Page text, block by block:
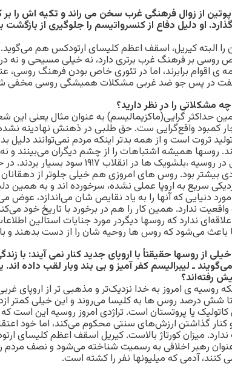
از زوال فرهنگی غرب سخن می راند و تکیه اش را
او دلیل دفاع از کنسرواتیسم را جلوگیری از
را البته کیریل، اسقف اعظم کلیسای ارتودکس هم
روسی بر فرهنگ غرب برتری دارد، نه خیلی مسیحی و نه
اقوام برابرند، اما در تئوری خاص بودن فرهنگ روسی،
در پس جو ضد غربی مشکلات همیشگی روسی مخفی
مشکلاتی را در نظر دارید؟
حداکثر گرایی(ماکزیمالیسم) به عنوان مثال یعنی این
کمبود واقع‌گرایی ست. حق طلبی در ذهنش نهادینه
ثروت است و از همه بدتر اینکه مردم نمی‌توانند دلیل
روسها همیشه اشتباهات را از چشم دیگران می‌بینند و
نفس ملی در روسیه ،بلشویک ها در
بیشتر بود. روس های امروزی هم خیلی جلوتر از
سریع به اروپا عملی نشده، سرخورده اند و به
دنیایی که آنها را به یاد نقایص شان می‌اندازد، عوض
ندارد. همین کار را هم در برخورد با تاریخ خود
ندارد که روسها دیگردر مورد جنایات استالین
باعث می‌شود که روس ها روحیه شان را از دست بدهند و
از روسها حقیقتأ با اروپای جدید کنار نمی آیند: با
ـ لیبرالیسم کفر آمیز و بی بند وبار لقب داده
رفته‌اند؟
روسیه ی امروز به خدا نزدیک‌تر و مذهبی تر از
شش درصد روس ها به کلیسا می‌روند و این خیلی کمتر
یا پروتستان است. تراژدی امروز روسیه این است
کنار گذاشتن ارزش‌های سنتی محکوم می‌کند، اما خود
میزان کورتاژ بالاست. کیریل اسقف اعظم کلیسای
رهبر اخلاقی به رسمیت شناخته می‌شود و نصف مردم
آدمی که میلیونها نفر را کشته است.